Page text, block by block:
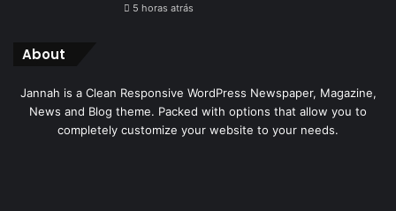
5 horas atrás
About
Jannah is a Clean Responsive WordPress Newspaper, Magazine,
News and Blog theme. Packed with options that allow you to
completely customize your website to your needs.